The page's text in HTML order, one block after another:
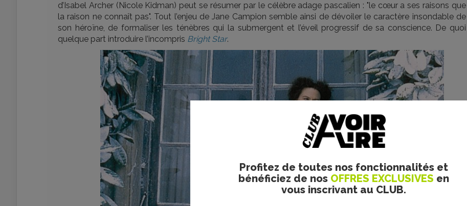
Profitez de toutes nos fonctionnalités et
bénéficiez de nos OFFRES EXCLUSIVES en
vous inscrivant au CLUB.
d’Isabel Archer (Nicole Kidman) peut se résumer par le célèbre adage pascalien : "le cœur a ses raisons que
la raison ne connaît pas". Tout l’enjeu de Jane Campion semble ainsi de dévoiler le caractère insondable de
son héroïne, de formaliser les ténèbres qui la submergent et l’éveil progressif de sa conscience. De quoi
quelque part introduire l’incompris Bright Star.